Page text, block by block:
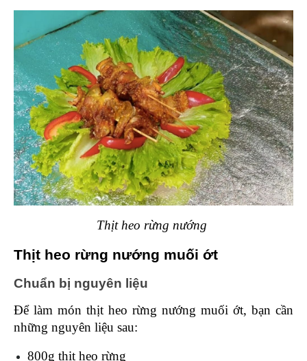
Thịt heo rừng nướng
Thịt heo rừng nướng muối ớt
Chuẩn bị nguyên liệu
Để làm món thịt heo rừng nướng muối ớt, bạn cần
những nguyên liệu sau:
800g thịt heo rừng